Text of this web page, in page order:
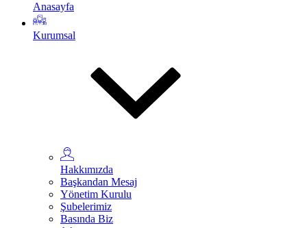
Anasayfa
Kurumsal
Hakkımızda
Başkandan Mesaj
Yönetim Kurulu
Şubelerimiz
Basında Biz